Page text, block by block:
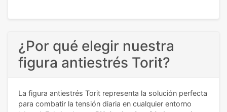
¿Por qué elegir nuestra
figura antiestrés Torit?
La figura antiestrés Torit representa la solución perfecta
para combatir la tensión diaria en cualquier entorno